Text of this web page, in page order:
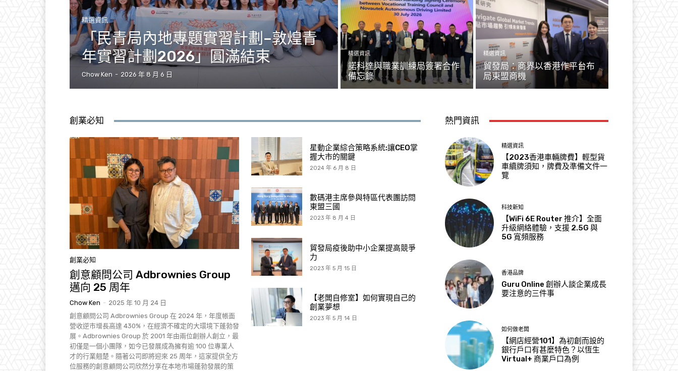
精選資訊
「民青局內地專題實習計劃–敦煌青
年實習計劃2026」圓滿結束
Chow Ken - 2026 年 8 月 6 日
精選資訊
諾科達與職業訓練局簽署合作
備忘錄
精選資訊
貿發局：商界以香港作平台布
局東盟商機
創業必知
創業必知
創意顧問公司 Adbrownies Group
邁向 25 周年
Chow Ken - 2025 年 10 月 24 日
創意顧問公司 Adbrownies Group 在 2024 年，年度帳面
營收逆市增長高達 430%，在經濟不確定的大環境下蓬勃發
展。Adbrownies Group 於 2001 年由兩位創辦人創立，最
初僅是一個小團隊，如今已發展成為擁有逾 100 位專業人
才的行業翹楚。隨著公司即將迎來 25 周年，這家提供全方
位服務的創意顧問公司欣然分享在本地市場蓬勃發展的策
星動企業綜合策略系統:讓CEO掌
握大市的關鍵
2024 年 6 月 8 日
數碼港主席參與特區代表團訪問
東盟三國
2023 年 8 月 4 日
貿發局疫後助中小企業提高競爭
力
2023 年 5 月 15 日
【老闆自修室】如何實現自己的
創業夢想
2023 年 5 月 14 日
熱門資訊
精選資訊
【2023香港車輛牌費】輕型貨
車續牌須知，牌費及準備文件一
覽
科技新知
【WiFi 6E Router 推介】全面
升級網絡體驗，支援 2.5G 與
5G 寬頻服務
香港品牌
Guru Online 創辦人談企業成長
要注意的三件事
如何做老闆
【網店經營101】為初創而設的
銀行戶口有甚麼特色？以恆生
Virtual+ 商業戶口為例